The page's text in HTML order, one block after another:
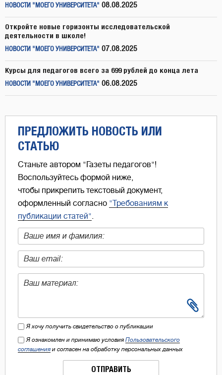
НОВОСТИ "МОЕГО УНИВЕРСИТЕТА" 08.08.2025
Откройте новые горизонты исследовательской
деятельности в школе!
НОВОСТИ "МОЕГО УНИВЕРСИТЕТА" 07.08.2025
Курсы для педагогов всего за 699 рублей до конца лета
НОВОСТИ "МОЕГО УНИВЕРСИТЕТА" 06.08.2025
ПРЕДЛОЖИТЬ НОВОСТЬ ИЛИ
СТАТЬЮ
Станьте автором "Газеты педагогов"!
Воспользуйтесь формой ниже,
чтобы прикрепить текстовый документ,
оформленный согласно "Требованиям к
публикации статей".
Я хочу получить свидетельство о публикации
Я ознакомлен и принимаю условия Пользовательского
соглашения и согласен на обработку персональных данных
ОТПРАВИТЬ